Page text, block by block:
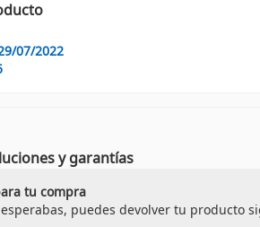
07/2022
y garantías
tu compra
puedes devolver tu producto